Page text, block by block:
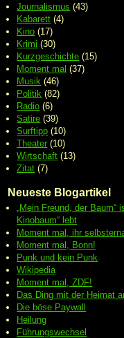
Journalismus (43)
Kabarett (4)
Kino (17)
Krimi (30)
Kurzgeschichte (15)
Moment mal (37)
Musik (46)
Politik (82)
Radio (6)
Satire (39)
Surftipp (10)
Theater (10)
Wirtschaft (13)
Zitat (7)
Neueste Blogartikel
„Mein Freund, der
Kinobaum“ lebt
Moment mal, ihr
Moment mal, Bonn!
Punk und kein Punk
Wikipedia
Moment mal, ZDF!
Das Ding mit der Heimat
Die böse Paywall
Heilung
Führungswechsel